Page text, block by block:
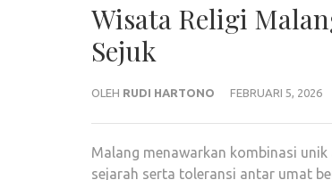
Wisata Religi
Sejuk
OLEH RUDI HARTONO FEBRUARI 5, 2026
Malang menawarkan kombinasi
sejarah serta toleransi antar umat